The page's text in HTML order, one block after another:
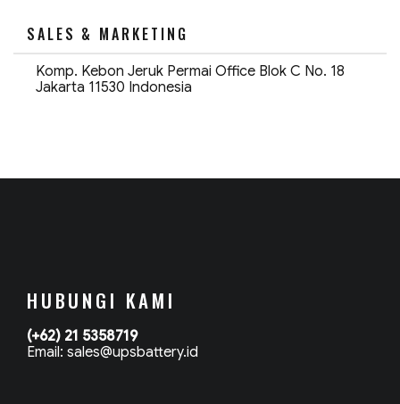
SALES & MARKETING
Komp. Kebon Jeruk Permai Office Blok C No. 18
Jakarta 11530 Indonesia
HUBUNGI KAMI
(+62) 21 5358719
Email: sales@upsbattery.id